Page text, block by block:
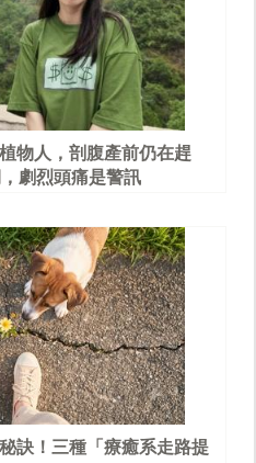
物人，剖腹產前仍在趕
劇烈頭痛是警訊
訣！三種「療癒系走路提